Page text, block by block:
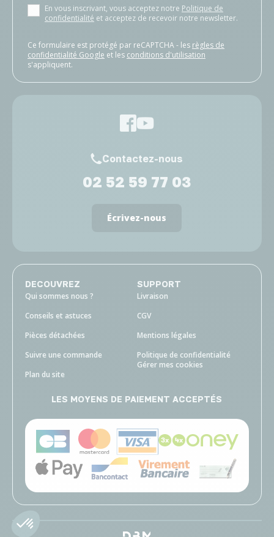
En vous inscrivant, vous acceptez notre Politique de
confidentialité et acceptez de recevoir notre newsletter.
Ce formulaire est protégé par reCAPTCHA - les règles de
confidentialité Google et les conditions d'utilisation
s'appliquent.
Contactez-nous
02 52 59 77 03
Écrivez-nous
DECOUVREZ
Qui sommes nous ?
Conseils et astuces
Pièces détachées
Suivre une commande
Plan du site
SUPPORT
Livraison
CGV
Mentions légales
Politique de confidentialité
Gérer mes cookies
LES MOYENS DE PAIEMENT ACCEPTÉS